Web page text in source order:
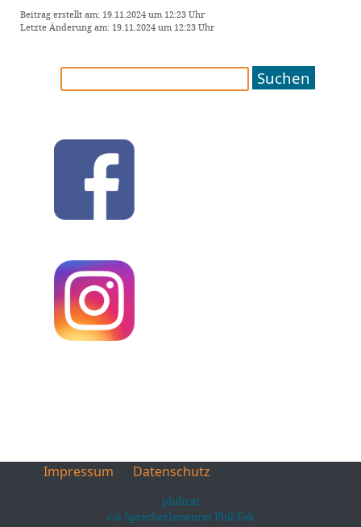
Beitrag erstellt am: 19.11.2024 um 12:23 Uhr
Letzte Änderung am: 19.11.2024 um 12:23 Uhr
Suchen
Impressum Datenschutz
philtrat
c/o SprecherInnenrat Phil-Fak